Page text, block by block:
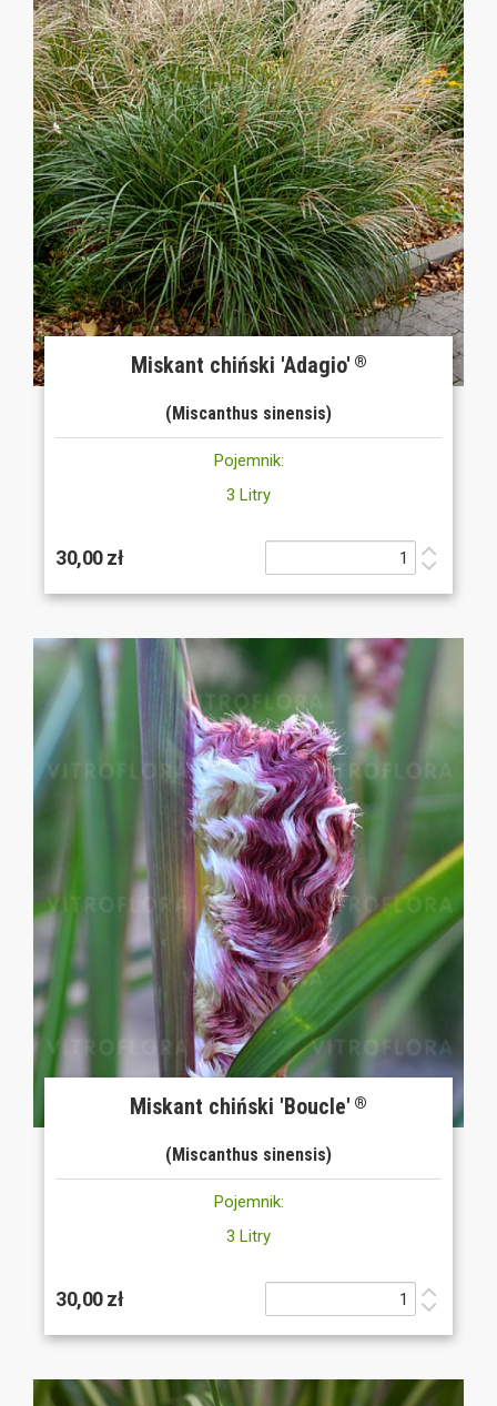
Miskant chiński 'Adagio' ®
(Miscanthus sinensis)
Pojemnik:
3 Litry
30,00 zł
Miskant chiński 'Boucle' ®
(Miscanthus sinensis)
Pojemnik:
3 Litry
30,00 zł